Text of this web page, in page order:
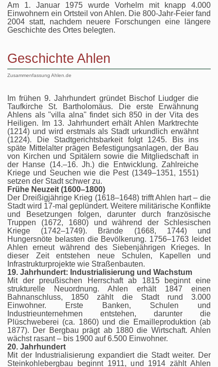
Am 1. Januar 1975 wurde Vorhelm mit knapp 4.000
Einwohnern ein Ortsteil von Ahlen. Die 800-Jahr-Feier fand
2004 statt, nachdem neuere Forschungen eine längere
Geschichte des Ortes belegten.
Geschichte Ahlen
Zusammenfassung Ahlen.de
Im frühen 9. Jahrhundert gründet Bischof Liudger die
Taufkirche St. Bartholomäus. Die erste Erwähnung
Ahlens als "villa alna" findet sich 850 in der Vita des
Heiligen. Im 13. Jahrhundert erhält Ahlen Marktrechte
(1214) und wird erstmals als Stadt urkundlich erwähnt
(1224). Die Stadtgerichtsbarkeit folgt 1245. Bis ins
späte Mittelalter prägen Befestigungsanlagen, der Bau
von Kirchen und Spitälern sowie die Mitgliedschaft in
der Hanse (14.–16. Jh.) die Entwicklung. Zahlreiche
Kriege und Seuchen wie die Pest (1349–1351, 1551)
setzen der Stadt schwer zu.
Frühe Neuzeit (1600–1800)
Der Dreißigjährige Krieg (1618–1648) trifft Ahlen hart – die
Stadt wird 17-mal geplündert. Weitere militärische Konflikte
und Besetzungen folgen, darunter durch französische
Truppen (1672, 1680) und während der Schlesischen
Kriege (1742–1749). Brände (1668, 1744) und
Hungersnöte belasten die Bevölkerung. 1756–1763 leidet
Ahlen erneut während des Siebenjährigen Krieges. In
dieser Zeit entstehen neue Schulen, Kapellen und
Infrastrukturprojekte wie Straßenbauten.
19. Jahrhundert: Industrialisierung und Wachstum
Mit der preußischen Herrschaft ab 1815 beginnt eine
strukturelle Neuordnung. Ahlen erhält 1847 einen
Bahnanschluss, 1850 zählt die Stadt rund 3.000
Einwohner. Erste Banken, Schulen und
Industrieunternehmen entstehen, darunter die
Plüschweberei (ca. 1860) und die Emailleproduktion (ab
1877). Der Bergbau prägt ab 1880 die Wirtschaft. Ahlen
wächst rasant – bis 1900 auf 6.500 Einwohner.
20. Jahrhundert
Mit der Industrialisierung expandiert die Stadt weiter. Der
Steinkohlebergbau beginnt 1911, und 1914 zählt Ahlen